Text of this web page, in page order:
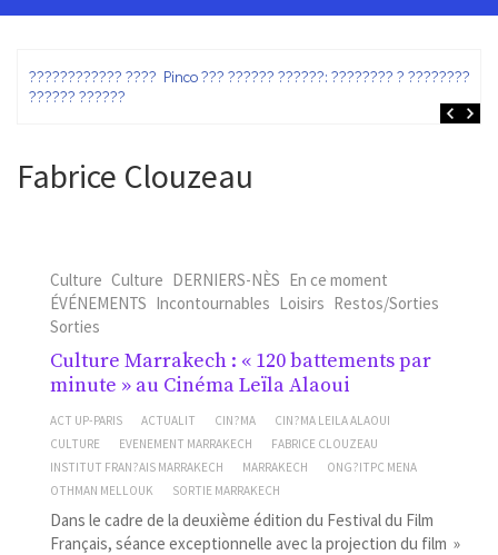
???????????? ???? Pinco ??? ?????? ??????: ???????? ? ???????? ?
?????? ??????
Fabrice Clouzeau
Culture Culture DERNIERS-NÈS En ce moment
ÉVÉNEMENTS Incontournables Loisirs Restos/Sorties
Sorties
Culture Marrakech : « 120 battements par
minute » au Cinéma Leïla Alaoui
ACT UP-PARIS ACTUALIT CIN?MA
CIN?MA LEILA ALAOUI
CULTURE
EVENEMENT MARRAKECH
FABRICE CLOUZEAU
INSTITUT FRAN?AIS MARRAKECH
MARRAKECH
ONG?ITPC MENA
OTHMAN MELLOUK
SORTIE MARRAKECH
Dans le cadre de la deuxième édition du Festival du Film
Français, séance exceptionnelle avec la projection du film »